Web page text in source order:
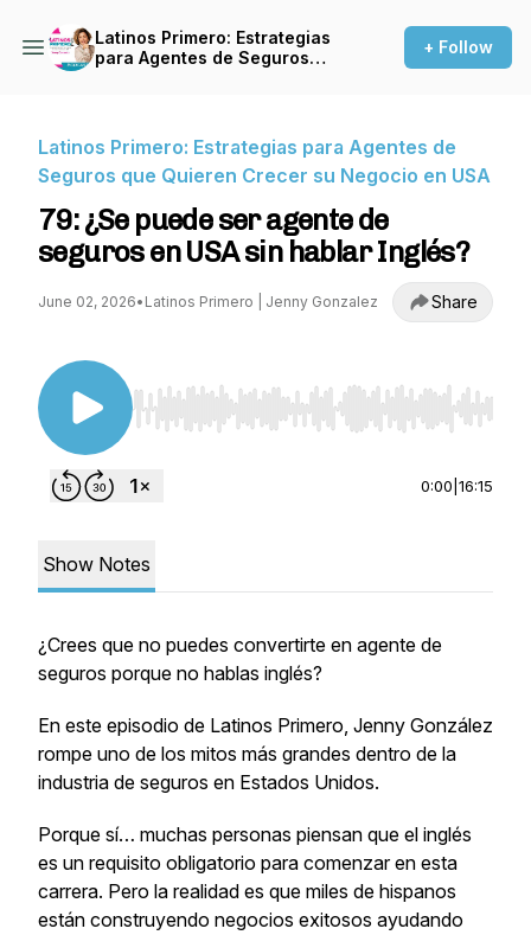
Latinos Primero: Estrategias
para Agentes de Seguros
+ Follow
Latinos Primero: Estrategias para Agentes de
Seguros que Quieren Crecer su Negocio en USA
79: ¿Se puede ser agente de
seguros en USA sin hablar Inglés?
June 02, 2026• Latinos Primero | Jenny Gonzalez Share
Use Left/Right to seek, Home/End to jump to
0:00 16:15
Show Notes
¿Crees que no puedes convertirte en agente de
seguros porque no hablas inglés?
En este episodio de Latinos Primero, Jenny González
rompe uno de los mitos más grandes dentro de la
industria de seguros en Estados Unidos.
Porque sí… muchas personas piensan que el inglés
es un requisito obligatorio para comenzar en esta
carrera. Pero la realidad es que miles de hispanos
están construyendo negocios exitosos ayudando